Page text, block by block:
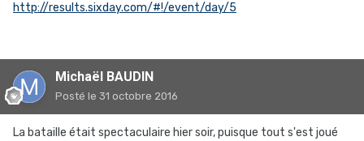
http://results.sixday.com/#!/event/day/5
Michaël BAUDIN
Posté le 31 octobre 2016
La bataille était spectaculaire hier soir, puisque tout s'est joué